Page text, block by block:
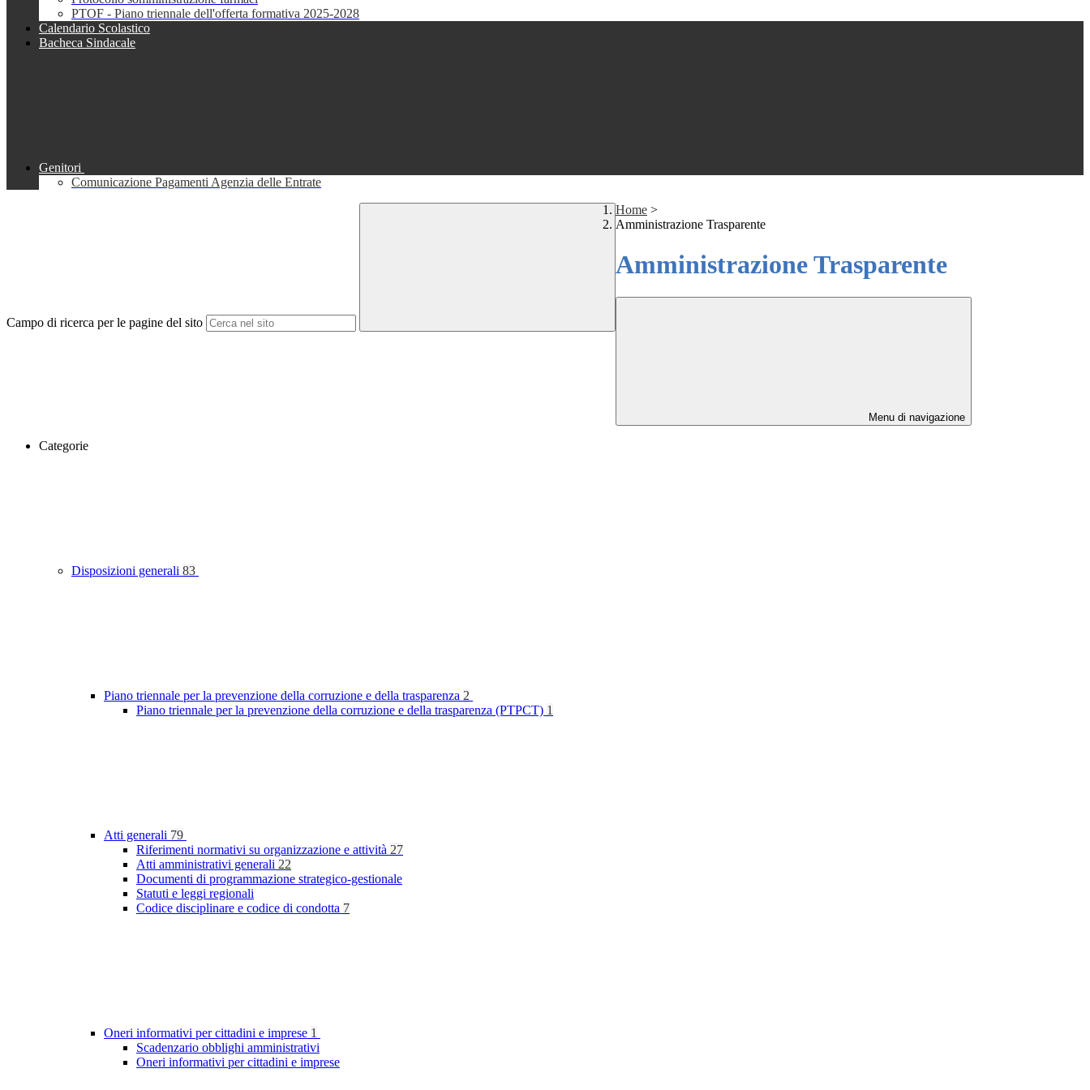
PTOF - Piano triennale dell'offerta formativa 2025-2028
Calendario Scolastico
Bacheca Sindacale
Genitori
Comunicazione Pagamenti Agenzia delle Entrate
Campo di ricerca per le pagine del sito
Home >
Amministrazione Trasparente
Amministrazione Trasparente
Menu di navigazione
Categorie
Disposizioni generali 83
Piano triennale per la prevenzione della corruzione e della trasparenza 2
Piano triennale per la prevenzione della corruzione e della trasparenza (PTPCT) 1
Atti generali 79
Riferimenti normativi su organizzazione e attività 27
Atti amministrativi generali 22
Documenti di programmazione strategico-gestionale
Statuti e leggi regionali
Codice disciplinare e codice di condotta 7
Oneri informativi per cittadini e imprese 1
Scadenzario obblighi amministrativi
Oneri informativi per cittadini e imprese